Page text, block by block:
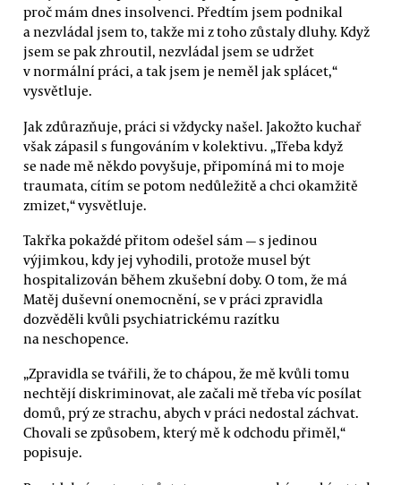
proč mám dnes insolvenci. Předtím jsem podnikal
a nezvládal jsem to, takže mi z toho zůstaly dluhy. Když
jsem se pak zhroutil, nezvládal jsem se udržet
v normální práci, a tak jsem je neměl jak splácet,“
vysvětluje.
Jak zdůrazňuje, práci si vždycky našel. Jakožto kuchař
však zápasil s fungováním v kolektivu. „Třeba když
se nade mě někdo povyšuje, připomíná mi to moje
traumata, cítím se potom nedůležitě a chci okamžitě
zmizet,“ vysvětluje.
Takřka pokaždé přitom odešel sám — s jedinou
výjimkou, kdy jej vyhodili, protože musel být
hospitalizován během zkušební doby. O tom, že má
Matěj duševní onemocnění, se v práci zpravidla
dozvěděli kvůli psychiatrickému razítku
na neschopence.
„Zpravidla se tvářili, že to chápou, že mě kvůli tomu
nechtějí diskriminovat, ale začali mě třeba víc posílat
domů, prý ze strachu, abych v práci nedostal záchvat.
Chovali se způsobem, který mě k odchodu přiměl,“
popisuje.